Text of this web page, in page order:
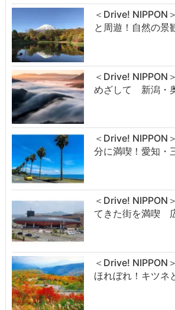
＜Drive! NIPPON
と周遊！自然の
＜Drive! NIPPON
めざして 新潟・
＜Drive! NIPPON
分に満喫！愛知・
＜Drive! NIPPON
てきた街を満喫
＜Drive! NIPPON
ほれぼれ！キツネ